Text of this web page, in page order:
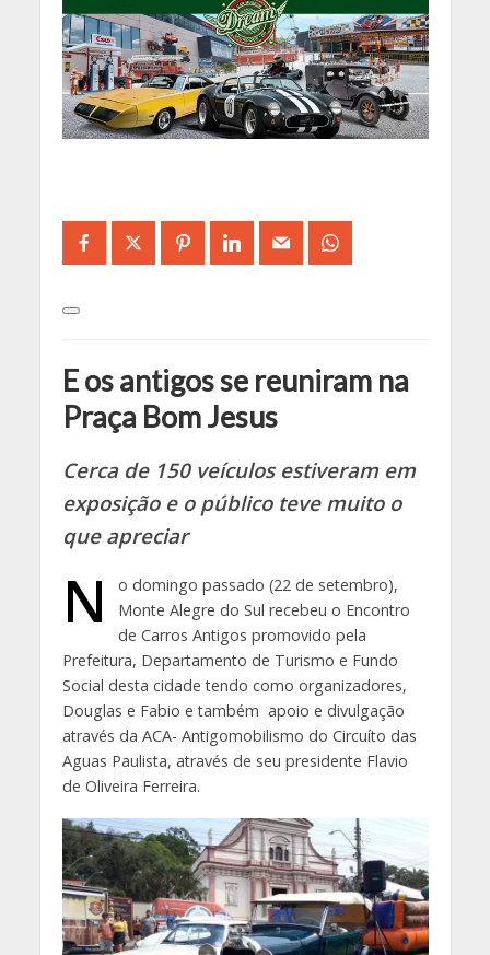
E os antigos se reuniram na
Praça Bom Jesus
Cerca de 150 veículos estiveram em
exposição e o público teve muito o
que apreciar
N
o domingo passado (22 de setembro),
Monte Alegre do Sul recebeu o Encontro
de Carros Antigos promovido pela
Prefeitura, Departamento de Turismo e Fundo
Social desta cidade tendo como organizadores,
Douglas e Fabio e também apoio e divulgação
através da ACA- Antigomobilismo do Circuíto das
Aguas Paulista, através de seu presidente Flavio
de Oliveira Ferreira.